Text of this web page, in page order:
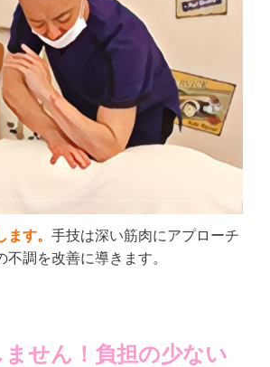
す。 手技は深い筋肉にアプローチ
不調を改善に導きます。
せん！負担の少ない